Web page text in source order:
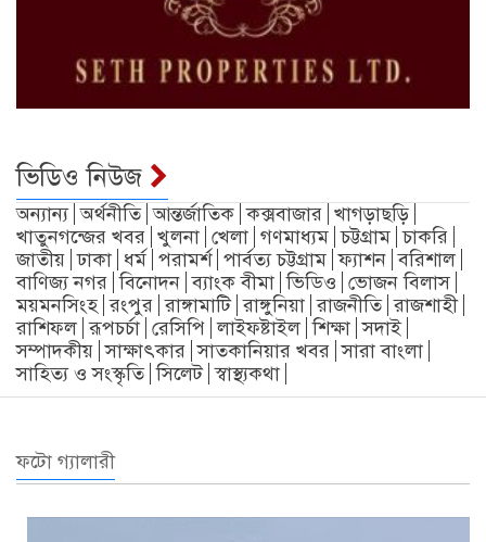
ভিডিও নিউজ
অন্যান্য অর্থনীতি আন্তর্জাতিক কক্সবাজার খাগড়াছড়ি
খাতুনগন্জের খবর খুলনা খেলা গণমাধ্যম চট্টগ্রাম চাকরি
জাতীয় ঢাকা ধর্ম পরামর্শ পার্বত্য চট্টগ্রাম ফ্যাশন বরিশাল
বাণিজ্য নগর বিনোদন ব্যাংক বীমা ভিডিও ভোজন বিলাস
ময়মনসিংহ রংপুর রাঙ্গামাটি রাঙ্গুনিয়া রাজনীতি রাজশাহী
রাশিফল রূপচর্চা রেসিপি লাইফষ্টাইল শিক্ষা সদাই
সম্পাদকীয় সাক্ষাৎকার সাতকানিয়ার খবর সারা বাংলা
সাহিত্য ও সংস্কৃতি সিলেট স্বাস্থ্যকথা
ফটো গ্যালারী